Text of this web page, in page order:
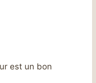
est un bon